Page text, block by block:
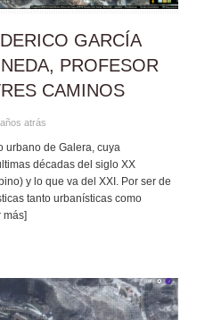
GARCÍA
PROFESOR
CAMINOS
atrás
urbano de Galera, cuya
décadas del siglo XX
y lo que va del XXI. Por ser de
tanto urbanísticas como
más]